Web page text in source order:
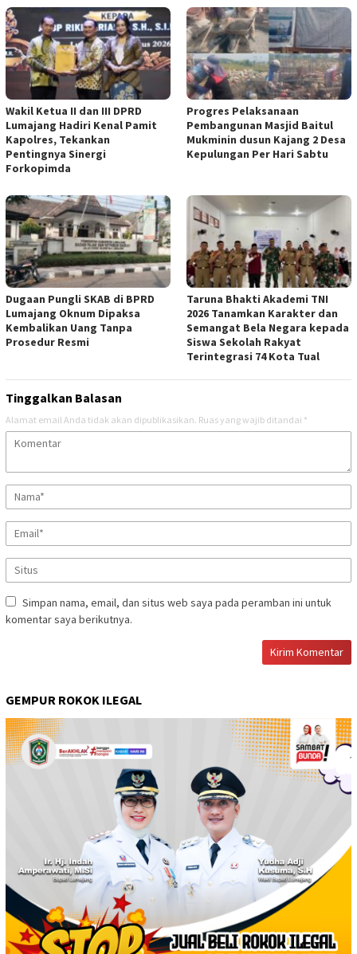
Wakil Ketua II dan III DPRD
Lumajang Hadiri Kenal Pamit
Kapolres, Tekankan
Pentingnya Sinergi
Forkopimda
Progres Pelaksanaan
Pembangunan Masjid Baitul
Mukminin dusun Kajang 2 Desa
Kepulungan Per Hari Sabtu
Dugaan Pungli SKAB di BPRD
Lumajang Oknum Dipaksa
Kembalikan Uang Tanpa
Prosedur Resmi
Taruna Bhakti Akademi TNI
2026 Tanamkan Karakter dan
Semangat Bela Negara kepada
Siswa Sekolah Rakyat
Terintegrasi 74 Kota Tual
Tinggalkan Balasan
Alamat email Anda tidak akan dipublikasikan. Ruas yang wajib ditandai *
Simpan nama, email, dan situs web saya pada peramban ini untuk
komentar saya berikutnya.
GEMPUR ROKOK ILEGAL